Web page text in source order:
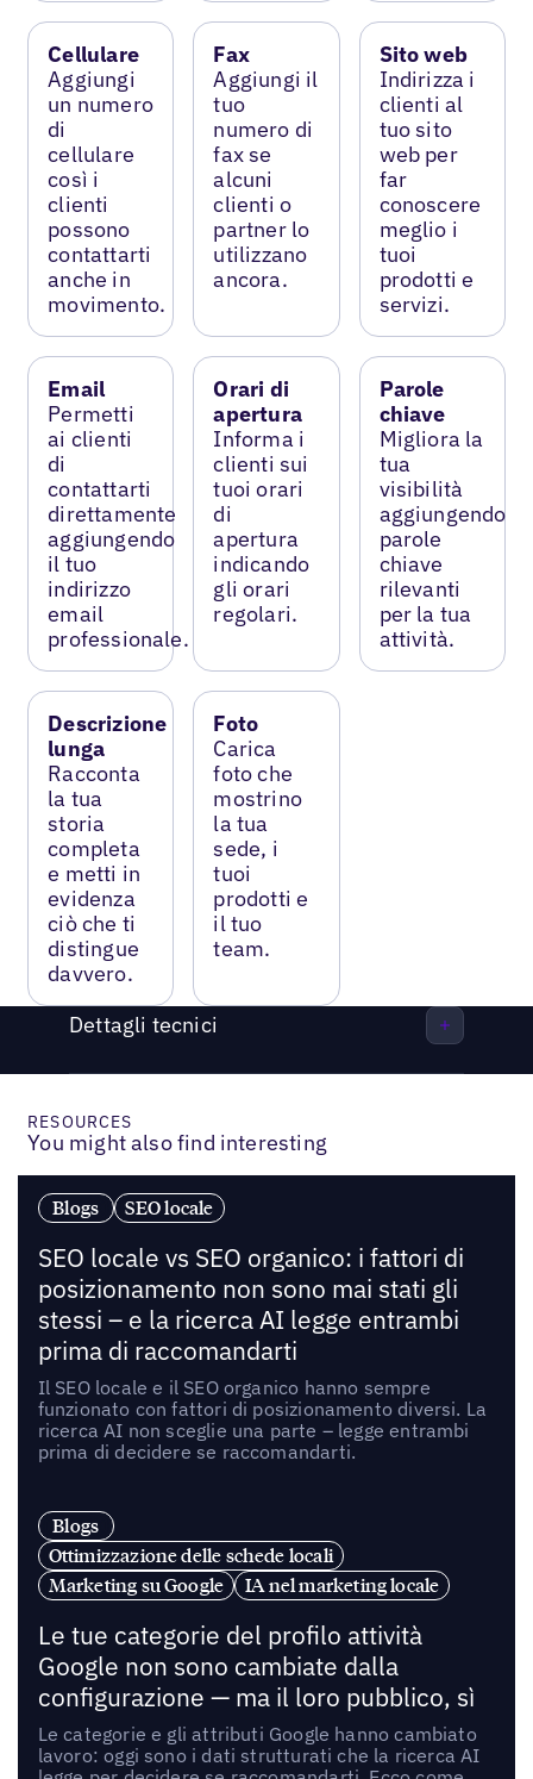
Cellulare
Aggiungi
un numero
di
cellulare
così i
clienti
possono
contattarti
anche in
movimento.
Fax
Aggiungi il
tuo
numero di
fax se
alcuni
clienti o
partner lo
utilizzano
ancora.
Sito web
Indirizza i
clienti al
tuo sito
web per
far
conoscere
meglio i
tuoi
prodotti e
servizi.
Email
Permetti
ai clienti
di
contattarti
direttamente
aggiungendo
il tuo
indirizzo
email
professionale.
Orari di
apertura
Informa i
clienti sui
tuoi orari
di
apertura
indicando
gli orari
regolari.
Parole
chiave
Migliora la
tua
visibilità
aggiungendo
parole
chiave
rilevanti
per la tua
attività.
Descrizione
lunga
Racconta
la tua
storia
completa
e metti in
evidenza
ciò che ti
distingue
davvero.
Foto
Carica
foto che
mostrino
la tua
sede, i
tuoi
prodotti e
il tuo
team.
Dettagli tecnici
RESOURCES
You might also find interesting
Blogs SEO locale
SEO locale vs SEO organico: i fattori di
posizionamento non sono mai stati gli
stessi – e la ricerca AI legge entrambi
prima di raccomandarti
Il SEO locale e il SEO organico hanno sempre
funzionato con fattori di posizionamento diversi. La
ricerca AI non sceglie una parte – legge entrambi
prima di decidere se raccomandarti.
Blogs
Ottimizzazione delle schede locali
Marketing su Google
IA nel marketing locale
Le tue categorie del profilo attività
Google non sono cambiate dalla
configurazione — ma il loro pubblico, sì
Le categorie e gli attributi Google hanno cambiato
lavoro: oggi sono i dati strutturati che la ricerca AI